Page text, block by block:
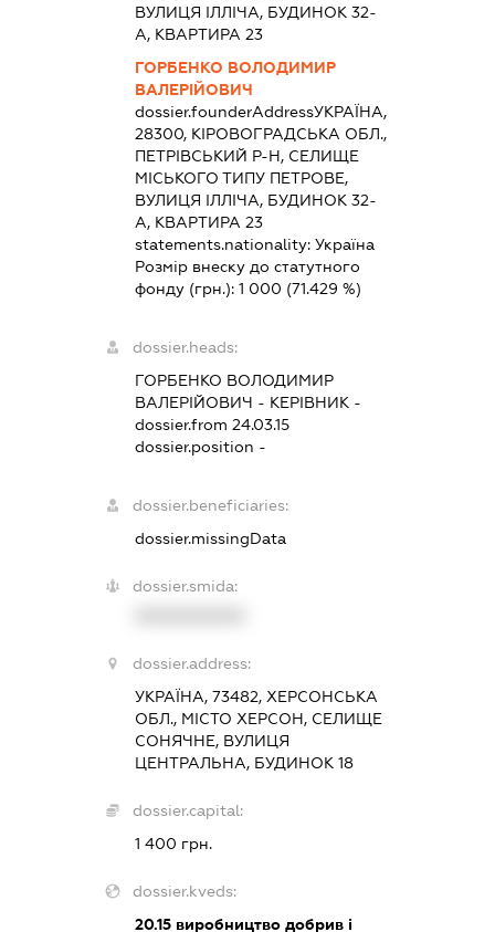
ВУЛИЦЯ ІЛЛІЧА, БУДИНОК 32-
А, КВАРТИРА 23
ГОРБЕНКО ВОЛОДИМИР
ВАЛЕРІЙОВИЧ
dossier.founderAddressУКРАЇНА,
28300, КІРОВОГРАДСЬКА ОБЛ.,
ПЕТРІВСЬКИЙ Р-Н, СЕЛИЩЕ
МІСЬКОГО ТИПУ ПЕТРОВЕ,
ВУЛИЦЯ ІЛЛІЧА, БУДИНОК 32-
А, КВАРТИРА 23
statements.nationality:Україна
Розмір внеску до статутного
фонду (грн.):1 000 (71.429 %)
dossier.heads:
ГОРБЕНКО ВОЛОДИМИР
ВАЛЕРІЙОВИЧ - КЕРІВНИК -
dossier.from 24.03.15
dossier.position -
dossier.beneficiaries:
dossier.missingData
dossier.smida:
dossier.address:
УКРАЇНА, 73482, ХЕРСОНСЬКА
ОБЛ., МІСТО ХЕРСОН, СЕЛИЩЕ
СОНЯЧНЕ, ВУЛИЦЯ
ЦЕНТРАЛЬНА, БУДИНОК 18
dossier.capital:
1 400 грн.
dossier.kveds:
20.15 виробництво добрив і